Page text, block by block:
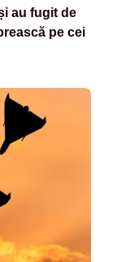
au fugit de
pe cei